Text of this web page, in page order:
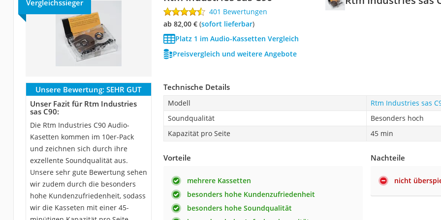
Vergleichssieger
401 Bewertungen
ab 82,00 €( Sofort lieferbar)
Platz 1 im Audio-Kassetten Vergleich
Preisvergleich und weitere Angebote
Unsere Bewertung: SEHR GUT
Unser Fazit für Rtm Industries
sas C90:
Die Rtm Industries C90 Audio-
Kasetten kommen im 10er-Pack
und zeichnen sich durch ihre
exzellente Soundqualität aus.
Unsere sehr gute Bewertung sehen
wir zudem durch die besonders
hohe Kundenzufriedenheit, sodass
wir die Kasseten mit einer 45-
Technische Details
Modell
Rtm Industries sas
Soundqualität
Besonders hoch
Kapazität pro Seite
45 min
Vorteile
mehrere Kassetten
besonders hohe Kundenzufriedenheit
besonders hohe Soundqualität
Nachteile
nicht